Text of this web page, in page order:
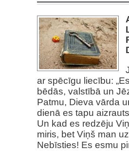
ar spēcīgu liecību:
bēdās, valstībā un
Patmu, Dieva vārda
dienā es tapu
Un kad es redzēju
miris, bet Viņš man
Nebīsties! Es esmu